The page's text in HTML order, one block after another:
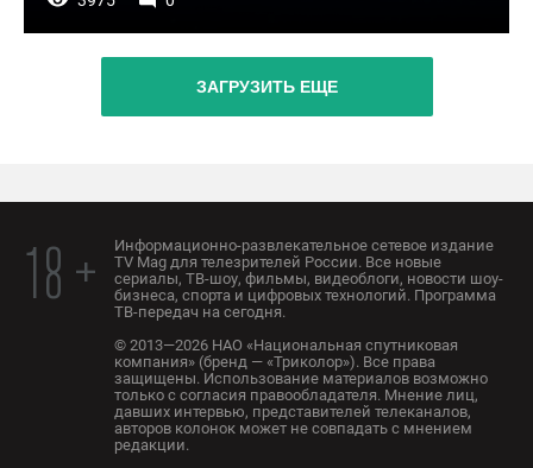
ЗАГРУЗИТЬ ЕЩЕ
18 +
Информационно-развлекательное сетевое издание
TV Mag для телезрителей России. Все новые
сериалы, ТВ-шоу, фильмы, видеоблоги, новости шоу-
бизнеса, спорта и цифровых технологий. Программа
ТВ-передач на сегодня.
© 2013—2026 НАО «Национальная спутниковая
компания» (бренд — «Триколор»). Все права
защищены. Использование материалов возможно
только с согласия правообладателя. Мнение лиц,
давших интервью, представителей телеканалов,
авторов колонок может не совпадать с мнением
редакции.